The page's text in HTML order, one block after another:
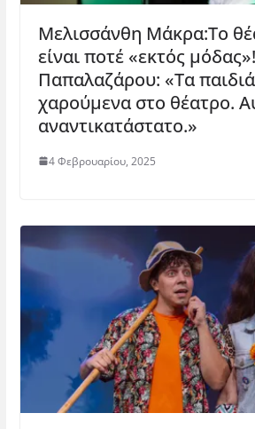
Μελισσάνθη Μάκρα:Το
είναι ποτέ «εκτός
Παπαλαζάρου: «Τα
χαρούμενα στο θέατρο.
αναντικατάστατο.»
4 Φεβρουαρίου, 2025